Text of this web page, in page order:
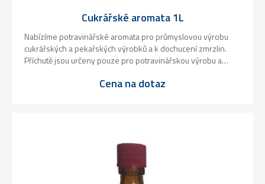
Cukrářské aromata 1L
Nabízíme potravinářské aromata pro průmyslovou výrobu
cukrářských a pekařských výrobků a k dochucení zmrzlin.
Příchutě jsou určeny pouze pro potravinářskou výrobu a
Cena na dotaz